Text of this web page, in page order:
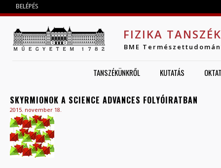
BELÉPÉS
FIZIKA TANSZÉK
BME
TANSZÉKÜNKRŐL KUTATÁS
SKYRMIONOK A SCIENCE ADVANCES FOLYÓIRATBAN
2015. november 18.